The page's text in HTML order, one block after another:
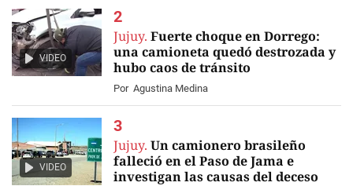
VIDEO
Jujuy. Fuerte choque en Dorrego:
una camioneta quedó destrozada y
hubo caos de tránsito
Por Agustina Medina
VIDEO
Jujuy. Un camionero brasileño
falleció en el Paso de Jama e
investigan las causas del deceso